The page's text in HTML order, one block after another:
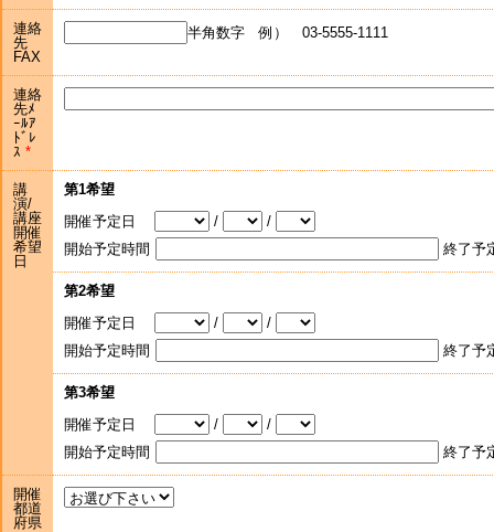
連絡
先
FAX
半角数字 例） 03-5555-1111
連絡
先ﾒ
ｰﾙｱ
ﾄﾞﾚ
ｽ
講
演/
講座
開催
希望
日
第1希望
開催予定日
/
/
開始予定時間
終了予
第2希望
開催予定日
/
/
開始予定時間
終了予
第3希望
開催予定日
/
/
開始予定時間
終了予
開催
都道
府県